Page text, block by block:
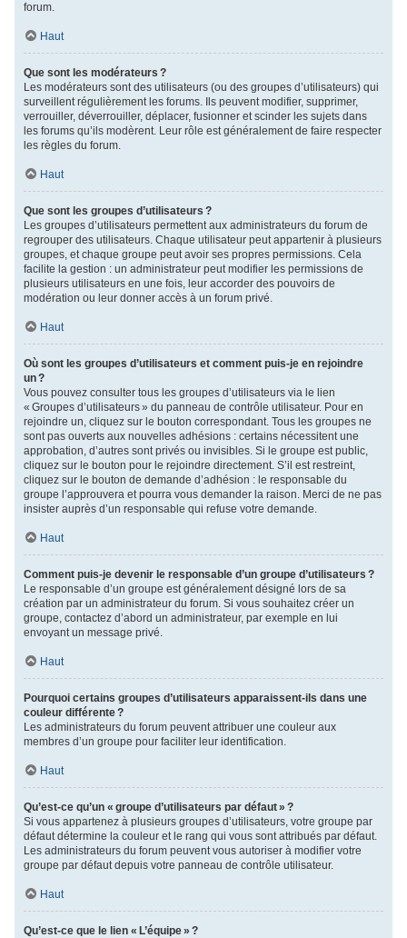
forum.
Haut
Que sont les modérateurs ?
Les modérateurs sont des utilisateurs (ou des groupes d’utilisateurs) qui
surveillent régulièrement les forums. Ils peuvent modifier, supprimer,
verrouiller, déverrouiller, déplacer, fusionner et scinder les sujets dans
les forums qu’ils modèrent. Leur rôle est généralement de faire respecter
les règles du forum.
Haut
Que sont les groupes d’utilisateurs ?
Les groupes d’utilisateurs permettent aux administrateurs du forum de
regrouper des utilisateurs. Chaque utilisateur peut appartenir à plusieurs
groupes, et chaque groupe peut avoir ses propres permissions. Cela
facilite la gestion : un administrateur peut modifier les permissions de
plusieurs utilisateurs en une fois, leur accorder des pouvoirs de
modération ou leur donner accès à un forum privé.
Haut
Où sont les groupes d’utilisateurs et comment puis-je en rejoindre
un ?
Vous pouvez consulter tous les groupes d’utilisateurs via le lien
« Groupes d’utilisateurs » du panneau de contrôle utilisateur. Pour en
rejoindre un, cliquez sur le bouton correspondant. Tous les groupes ne
sont pas ouverts aux nouvelles adhésions : certains nécessitent une
approbation, d’autres sont privés ou invisibles. Si le groupe est public,
cliquez sur le bouton pour le rejoindre directement. S’il est restreint,
cliquez sur le bouton de demande d’adhésion : le responsable du
groupe l’approuvera et pourra vous demander la raison. Merci de ne pas
insister auprès d’un responsable qui refuse votre demande.
Haut
Comment puis-je devenir le responsable d’un groupe d’utilisateurs ?
Le responsable d’un groupe est généralement désigné lors de sa
création par un administrateur du forum. Si vous souhaitez créer un
groupe, contactez d’abord un administrateur, par exemple en lui
envoyant un message privé.
Haut
Pourquoi certains groupes d’utilisateurs apparaissent-ils dans une
couleur différente ?
Les administrateurs du forum peuvent attribuer une couleur aux
membres d’un groupe pour faciliter leur identification.
Haut
Qu’est-ce qu’un « groupe d’utilisateurs par défaut » ?
Si vous appartenez à plusieurs groupes d’utilisateurs, votre groupe par
défaut détermine la couleur et le rang qui vous sont attribués par défaut.
Les administrateurs du forum peuvent vous autoriser à modifier votre
groupe par défaut depuis votre panneau de contrôle utilisateur.
Haut
Qu’est-ce que le lien « L’équipe » ?